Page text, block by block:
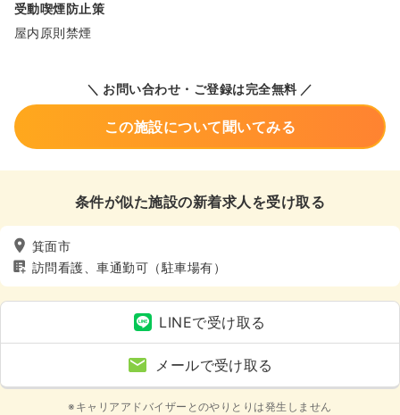
受動喫煙防止策
屋内原則禁煙
＼ お問い合わせ・ご登録は完全無料 ／
この施設について聞いてみる
条件が似た施設の新着求人を受け取る
箕面市
訪問看護、車通勤可（駐車場有）
LINEで受け取る
メールで受け取る
※キャリアアドバイザーとのやりとりは発生しません